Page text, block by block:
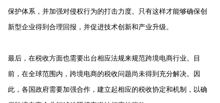
保护体系，并加强对侵权行为的打击力度。只有这样才能够确保创
新型企业得到合理回报，并促进技术创新和产业升级。
最后，在税收方面也需要出台相应法规来规范跨境电商行业。目
前，在全球范围内，跨境电商的税收问题尚未得到充分解决。因
此，各国政府需要加强合作，建立起相应的税收协定和机制，以确